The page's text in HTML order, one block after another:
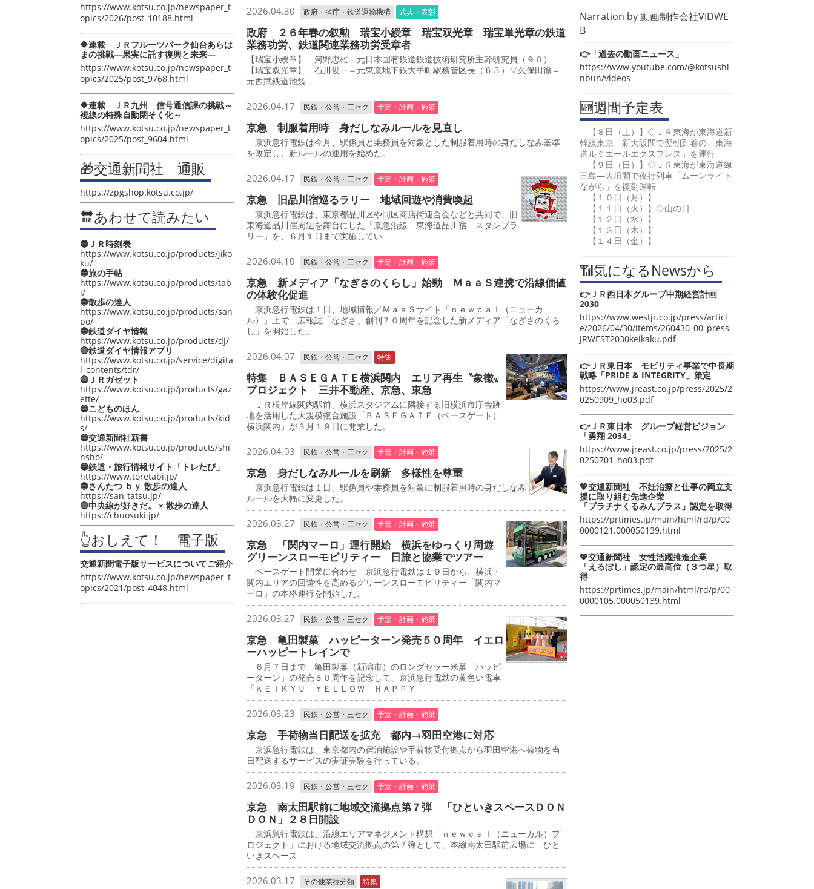
https://www.kotsu.co.jp/newspaper_t
opics/2026/post_10188.html
🔶連載 ＪＲフルーツパーク仙台あらは
まの挑戦―果実に託す復興と未来―
https://www.kotsu.co.jp/newspaper_t
opics/2025/post_9768.html
🔶連載 ＪＲ九州 信号通信課の挑戦～
複線の特殊自動閉そく化～
https://www.kotsu.co.jp/newspaper_t
opics/2025/post_9604.html
🎁交通新聞社 通販
https://zpgshop.kotsu.co.jp/
🔛あわせて読みたい
🔵ＪＲ時刻表
https://www.kotsu.co.jp/products/jiko
ku/
🔵旅の手帖
https://www.kotsu.co.jp/products/tab
i/
🔵散歩の達人
https://www.kotsu.co.jp/products/san
po/
🔵鉄道ダイヤ情報
https://www.kotsu.co.jp/products/dj/
🔵鉄道ダイヤ情報アプリ
https://www.kotsu.co.jp/service/digita
l_contents/tdr/
🔵ＪＲガゼット
https://www.kotsu.co.jp/products/gaz
ette/
🔵こどものほん
https://www.kotsu.co.jp/products/kid
s/
🔵交通新聞社新書
https://www.kotsu.co.jp/products/shi
nsho/
🔵鉄道・旅行情報サイト「トレたび」
https://www.toretabi.jp/
🔵さんたつ ｂｙ 散歩の達人
https://san-tatsu.jp/
🔵中央線が好きだ。 × 散歩の達人
https://chuosuki.jp/
👆おしえて！ 電子版
交通新聞電子版サービスについてご紹介
https://www.kotsu.co.jp/newspaper_t
opics/2021/post_4048.html
2026.04.30 政府・省庁・鉄道運輸機構 式典・表彰
政府 ２６年春の叙勲 瑞宝小綬章 瑞宝双光章 瑞宝単光章の鉄道
業務功労、鉄道関連業務功労受章者
【瑞宝小綬章】 河野忠雄＝元日本国有鉄道鉄道技術研究所主幹研究員（９０）
【瑞宝双光章】 石川俊一＝元東京地下鉄大手町駅務管区長（６５）▽久保田徹＝
元西武鉄道池袋
2026.04.17 民鉄・公営・三セク 予定・計画・施策
京急 制服着用時 身だしなみルールを見直し
京浜急行電鉄は今月、駅係員と乗務員を対象とした制服着用時の身だしなみ基準
を改定し、新ルールの運用を始めた。
2026.04.17 民鉄・公営・三セク 予定・計画・施策
京急 旧品川宿巡るラリー 地域回遊や消費喚起
京浜急行電鉄は、東京都品川区や同区商店街連合会などと共同で、旧
東海道品川宿周辺を舞台にした「京急沿線 東海道品川宿 スタンプラ
リー」を、６月１日まで実施してい
2026.04.10 民鉄・公営・三セク 予定・計画・施策
京急 新メディア「なぎさのくらし」始動 ＭａａＳ連携で沿線価値
の体験化促進
京浜急行電鉄は１日、地域情報／ＭａａＳサイト「ｎｅｗｃａｌ（ニューカ
ル）」上で、広報誌「なぎさ」創刊７０周年を記念した新メディア「なぎさのくら
し」を開始した。
2026.04.07 民鉄・公営・三セク 特集
特集 ＢＡＳＥＧＡＴＥ横浜関内 エリア再生〝象徴〟
プロジェクト 三井不動産、京急、東急
ＪＲ根岸線関内駅前、横浜スタジアムに隣接する旧横浜市庁舎跡
地を活用した大規模複合施設「ＢＡＳＥＧＡＴＥ（ベースゲート）
横浜関内」が３月１９日に開業した。
2026.04.03 民鉄・公営・三セク 予定・計画・施策
京急 身だしなみルールを刷新 多様性を尊重
京浜急行電鉄は１日、駅係員や乗務員を対象に制服着用時の身だしなみ
ルールを大幅に変更した。
2026.03.27 民鉄・公営・三セク 予定・計画・施策
京急 「関内マーロ」運行開始 横浜をゆっくり周遊
グリーンスローモビリティー 日旅と協業でツアー
ベースゲート開業に合わせ 京浜急行電鉄は１９日から、横浜・
関内エリアの回遊性を高めるグリーンスローモビリティー「関内マ
ーロ」の本格運行を開始した。
2026.03.27 民鉄・公営・三セク 予定・計画・施策
京急 亀田製菓 ハッピーターン発売５０周年 イエロ
ーハッピートレインで
６月７日まで 亀田製菓（新潟市）のロングセラー米菓「ハッピ
ーターン」の発売５０周年を記念して、京浜急行電鉄の黄色い電車
「ＫＥＩＫＹＵ ＹＥＬＬＯＷ ＨＡＰＰＹ
2026.03.23 民鉄・公営・三セク 予定・計画・施策
京急 手荷物当日配送を拡充 都内→羽田空港に対応
京浜急行電鉄は、東京都内の宿泊施設や手荷物受付拠点から羽田空港へ荷物を当
日配送するサービスの実証実験を行っている。
2026.03.19 民鉄・公営・三セク 予定・計画・施策
京急 南太田駅前に地域交流拠点第７弾 「ひといきスペースＤＯＮ
ＤＯＮ」２８日開設
京浜急行電鉄は、沿線エリアマネジメント構想「ｎｅｗｃａｌ（ニューカル）プ
ロジェクト」における地域交流拠点の第７弾として、本線南太田駅前広場に「ひと
いきスペース
2026.03.17 その他業種分類 特集
Narration by動画制作会社VIDWE
B
👉「過去の動画ニュース」
https://www.youtube.com/@kotsushi
nbun/videos
🆕週間予定表
【８日（土）】◇ＪＲ東海が東海道新
幹線東京―新大阪間で翌朝到着の「東海
道ルミエールエクスプレス」を運行
【９日（日）】◇ＪＲ東海が東海道線
三島―大垣間で夜行列車「ムーンライト
ながら」を復刻運転
【１０日（月）】
【１１日（火）】◇山の日
【１２日（水）】
【１３日（木）】
【１４日（金）】
📶気になるNewsから
👉ＪＲ西日本グループ中期経営計画
2030
https://www.westjr.co.jp/press/articl
e/2026/04/30/items/260430_00_press_
JRWEST2030keikaku.pdf
👉ＪＲ東日本 モビリティ事業で中長期
戦略「PRIDE & INTEGRITY」策定
https://www.jreast.co.jp/press/2025/2
0250909_ho03.pdf
👉ＪＲ東日本 グループ経営ビジョン
「勇翔 2034」
https://www.jreast.co.jp/press/2025/2
0250701_ho03.pdf
💖交通新聞社 不妊治療と仕事の両立支
援に取り組む先進企業
「プラチナくるみんプラス」認定を取得
https://prtimes.jp/main/html/rd/p/00
0000121.000050139.html
💖交通新聞社 女性活躍推進企業
「えるぼし」認定の最高位（３つ星）取
得
https://prtimes.jp/main/html/rd/p/00
0000105.000050139.html